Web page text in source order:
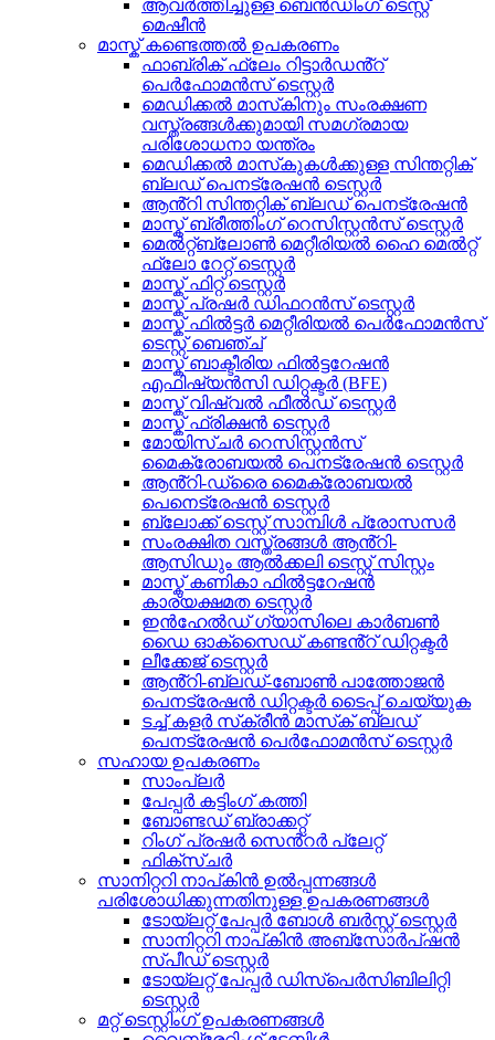
ആവർത്തിച്ചുള്ള ബെൻഡിംഗ് ടെസ്റ്റ്
മെഷീൻ
മാസ്ക് കണ്ടെത്തൽ ഉപകരണം
ഫാബ്രിക് ഫ്ലേം റിട്ടാർഡൻ്റ്
പെർഫോമൻസ് ടെസ്റ്റർ
മെഡിക്കൽ മാസ്‌കിനും സംരക്ഷണ
വസ്ത്രങ്ങൾക്കുമായി സമഗ്രമായ
പരിശോധനാ യന്ത്രം
മെഡിക്കൽ മാസ്‌കുകൾക്കുള്ള സിന്തറ്റിക്
ബ്ലഡ് പെനട്രേഷൻ ടെസ്റ്റർ
ആൻ്റി സിന്തറ്റിക് ബ്ലഡ് പെനട്രേഷൻ
മാസ്ക് ബ്രീത്തിംഗ് റെസിസ്റ്റൻസ് ടെസ്റ്റർ
മെൽറ്റ്ബ്ലോൺ മെറ്റീരിയൽ ഹൈ മെൽറ്റ്
ഫ്ലോ റേറ്റ് ടെസ്റ്റർ
മാസ്ക് ഫിറ്റ് ടെസ്റ്റർ
മാസ്ക് പ്രഷർ ഡിഫറൻസ് ടെസ്റ്റർ
മാസ്ക് ഫിൽട്ടർ മെറ്റീരിയൽ പെർഫോമൻസ്
ടെസ്റ്റ് ബെഞ്ച്
മാസ്ക് ബാക്ടീരിയ ഫിൽട്ടറേഷൻ
എഫിഷ്യൻസി ഡിറ്റക്ടർ (BFE)
മാസ്ക് വിഷ്വൽ ഫീൽഡ് ടെസ്റ്റർ
മാസ്ക് ഫ്രിക്ഷൻ ടെസ്റ്റർ
മോയിസ്ചർ റെസിസ്റ്റൻസ്
മൈക്രോബയൽ പെനട്രേഷൻ ടെസ്റ്റർ
ആൻ്റി-ഡ്രൈ മൈക്രോബയൽ
പെനെട്രേഷൻ ടെസ്റ്റർ
ബ്ലോക്ക് ടെസ്റ്റ് സാമ്പിൾ പ്രോസസർ
സംരക്ഷിത വസ്ത്രങ്ങൾ ആൻ്റി-
ആസിഡും ആൽക്കലി ടെസ്റ്റ് സിസ്റ്റം
മാസ്ക് കണികാ ഫിൽട്ടറേഷൻ
കാര്യക്ഷമത ടെസ്റ്റർ
ഇൻഹേൽഡ് ഗ്യാസിലെ കാർബൺ
ഡൈ ഓക്സൈഡ് കണ്ടൻ്റ് ഡിറ്റക്ടർ
ലീക്കേജ് ടെസ്റ്റർ
ആൻ്റി-ബ്ലഡ്-ബോൺ പാത്തോജൻ
പെനട്രേഷൻ ഡിറ്റക്ടർ ടൈപ്പ് ചെയ്യുക
ടച്ച് കളർ സ്‌ക്രീൻ മാസ്‌ക് ബ്ലഡ്
പെനട്രേഷൻ പെർഫോമൻസ് ടെസ്റ്റർ
സഹായ ഉപകരണം
സാംപ്ലർ
പേപ്പർ കട്ടിംഗ് കത്തി
ബോണ്ടഡ് ബ്രാക്കറ്റ്
റിംഗ് പ്രഷർ സെൻ്റർ പ്ലേറ്റ്
ഫിക്സ്ചർ
സാനിറ്ററി നാപ്കിൻ ഉൽപ്പന്നങ്ങൾ
പരിശോധിക്കുന്നതിനുള്ള ഉപകരണങ്ങൾ
ടോയ്‌ലറ്റ് പേപ്പർ ബോൾ ബർസ്റ്റ് ടെസ്റ്റർ
സാനിറ്ററി നാപ്കിൻ അബ്സോർപ്ഷൻ
സ്പീഡ് ടെസ്റ്റർ
ടോയ്‌ലറ്റ് പേപ്പർ ഡിസ്‌പെർസിബിലിറ്റി
ടെസ്റ്റർ
മറ്റ് ടെസ്റ്റിംഗ് ഉപകരണങ്ങൾ